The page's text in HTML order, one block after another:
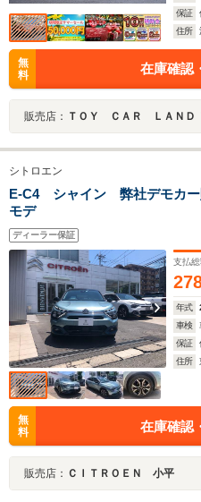
保証
住所
無
料
在庫確認
販売店： ＴＯＹ ＣＡＲ ＬＡＮＤ Ｔ
シトロエン
E-C4 シャイン 弊社デモカ
モデ
ディーラー保証
支払
年式
車検
保証
住所
無
料
在庫確認
販売店： ＣＩＴＲＯＥＮ 小平